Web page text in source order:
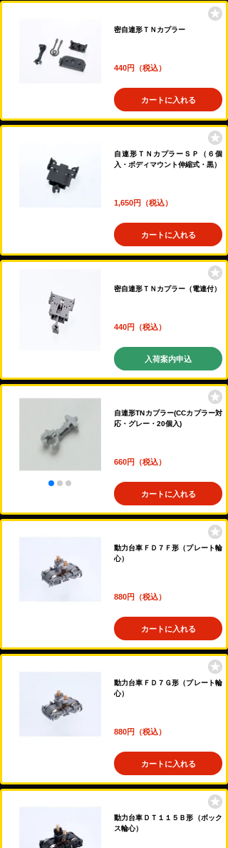
密自連形ＴＮカプラー
440円（税込）
カートに入れる
自連形ＴＮカプラーＳＰ（６個
入・ボディマウント伸縮式・黒）
1,650円（税込）
カートに入れる
密自連形ＴＮカプラー（電連付）
440円（税込）
入荷案内申込
自連形TNカプラー(CCカプラー対
応・グレー・20個入)
660円（税込）
カートに入れる
動力台車ＦＤ７Ｆ形（プレート輪
心）
880円（税込）
カートに入れる
動力台車ＦＤ７Ｇ形（プレート輪
心）
880円（税込）
カートに入れる
動力台車ＤＴ１１５Ｂ形（ボック
ス輪心）